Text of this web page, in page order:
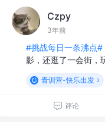
Czpy
3年前
#挑战每日一条沸点#
影，还逛了一会街，
青训营-快乐出发
评论